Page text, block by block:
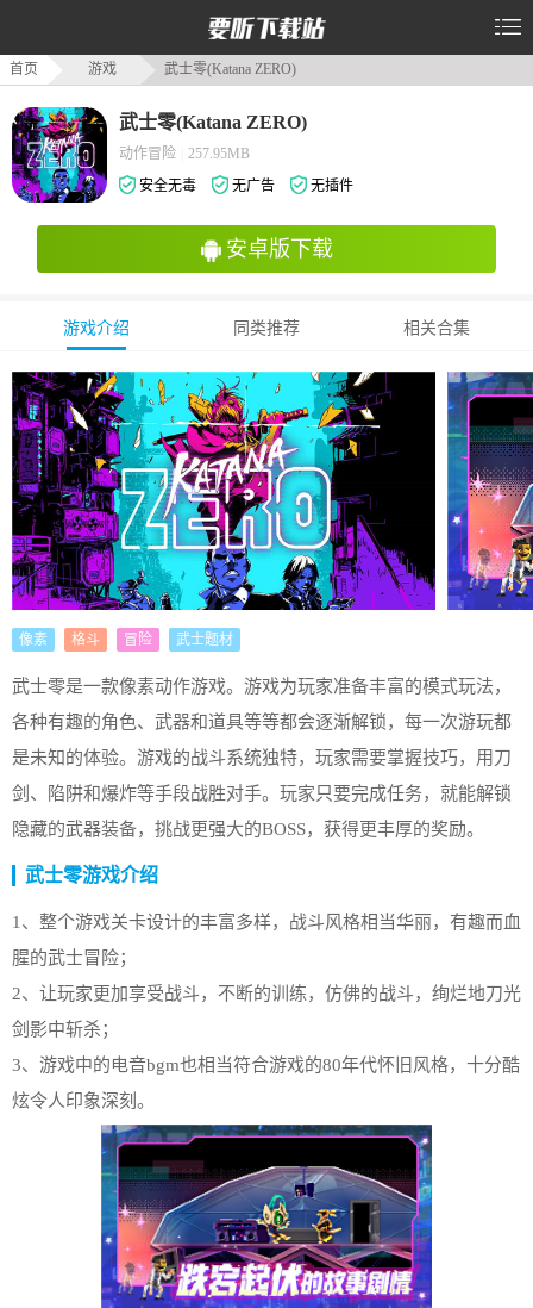
首页 游戏 武士零(Katana ZERO)
武士零(Katana ZERO)
动作冒险
257.95MB
安全无毒
无广告 无插件
安卓版下载
游戏介绍 同类推荐 相关合集
像素 格斗 冒险 武士题材
武士零是一款像素动作游戏。游戏为玩家准备丰富的模式玩法，
各种有趣的角色、武器和道具等等都会逐渐解锁，每一次游玩都
是未知的体验。游戏的战斗系统独特，玩家需要掌握技巧，用刀
剑、陷阱和爆炸等手段战胜对手。玩家只要完成任务，就能解锁
隐藏的武器装备，挑战更强大的BOSS，获得更丰厚的奖励。
武士零游戏介绍
1、整个游戏关卡设计的丰富多样，战斗风格相当华丽，有趣而血
腥的武士冒险；
2、让玩家更加享受战斗，不断的训练，仿佛的战斗，绚烂地刀光
剑影中斩杀；
3、游戏中的电音bgm也相当符合游戏的80年代怀旧风格，十分酷
炫令人印象深刻。